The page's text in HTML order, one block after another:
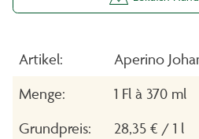
Artikel:
Aperino
Menge:
1 Fl à 370 ml
Grundpreis:
28,35 € / 1 l